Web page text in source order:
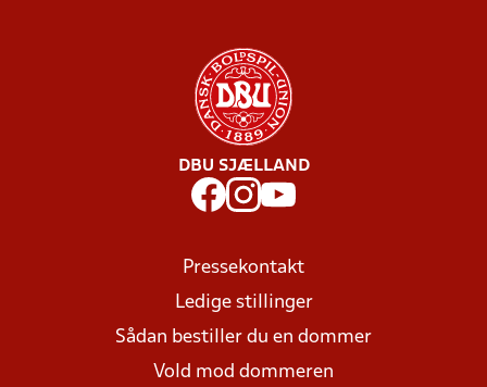
DBU SJÆLLAND
Pressekontakt
Ledige stillinger
Sådan bestiller du en dommer
Vold mod dommeren